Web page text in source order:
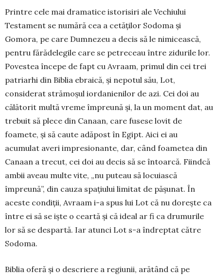
Printre cele mai dramatice istorisiri ale Ve­chiu­lui
Testament se numără cea a cetăților Sodoma și
Gomora, pe care Dumnezeu a decis să le ni­mi­cească,
pentru fărădelegile care se petreceau între zi­durile lor.
Povestea începe de fapt cu Avraam, pri­mul din cei trei
patriarhi din Biblia ebraică, și nepotul său, Lot,
considerat strămoșul iordanienilor de azi. Cei doi au
călătorit multă vreme împreună și, la un moment dat, au
trebuit să plece din Ca­naan, care fusese lovit de
foamete, și să caute adă­post în Egipt. Aici ei au
acumulat averi im­pre­sio­nante, dar, când foametea din
Canaan a trecut, cei doi au decis să se întoarcă. Fiindcă
ambii aveau mul­te vite, „nu puteau să locuiască
împreună”, din cauza spațiului limitat de pășunat. În
aceste con­diții, Avraam i-a spus lui Lot că nu dorește ca
între ei să se iște o ceartă și că ideal ar fi ca drumurile
lor să se despartă. Iar atunci Lot s-a în­drep­tat către
Sodoma.
Biblia oferă și o descriere a re­giu­nii, arătând că pe